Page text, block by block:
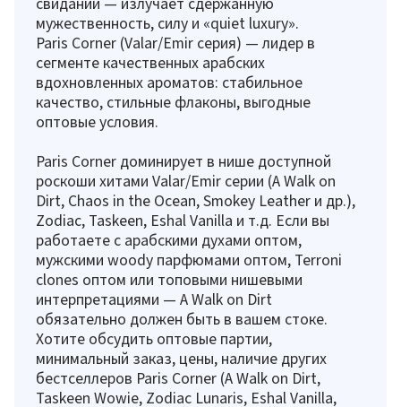
мужественность, силу и «quiet luxury».
Paris Corner (Valar/Emir серия) — лидер в
сегменте качественных арабских
вдохновленных ароматов: стабильное
качество, стильные флаконы, выгодные
оптовые условия.
Paris Corner доминирует в нише доступной
роскоши хитами Valar/Emir серии (A Walk on
Dirt, Chaos in the Ocean, Smokey Leather и др.),
Zodiac, Taskeen, Eshal Vanilla и т.д. Если вы
работаете с арабскими духами оптом,
мужскими woody парфюмами оптом, Terroni
clones оптом или топовыми нишевыми
интерпретациями — A Walk on Dirt
обязательно должен быть в вашем стоке.
Хотите обсудить оптовые партии,
минимальный заказ, цены, наличие других
бестселлеров Paris Corner (A Walk on Dirt,
Taskeen Wowie, Zodiac Lunaris, Eshal Vanilla,